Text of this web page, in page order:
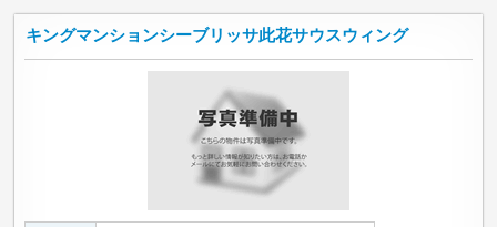
キングマンションシーブリッサ此花サウスウィング